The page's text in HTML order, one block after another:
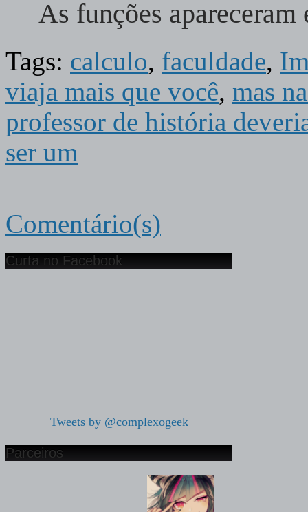
As funções
Tags: calculo, faculdade,
viaja mais que você, mas
professor de história
ser um
Comentário(s)
Curta no Facebook
Tweets by @complexogeek
Parceiros